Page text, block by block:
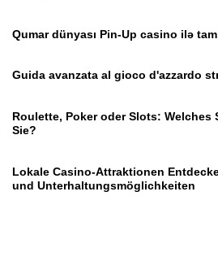
Qumar dünyası Pin-Up casino ilə
Guida avanzata al gioco d'azzardo
Roulette, Poker oder Slots:
Sie?
Lokale Casino-Attraktionen
und Unterhaltungsmöglichkeiten